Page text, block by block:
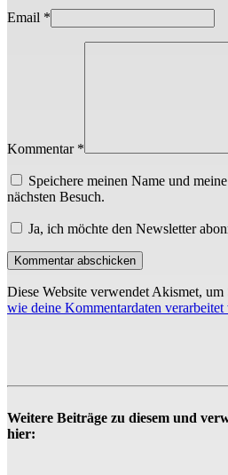
Email *
Kommentar *
Speichere meinen Name und
nächsten Besuch.
Ja, ich möchte den Newsletter
Diese Website verwendet Akismet, um
wie deine Kommentardaten verarbeitet
Weitere Beiträge zu diesem und
hier: